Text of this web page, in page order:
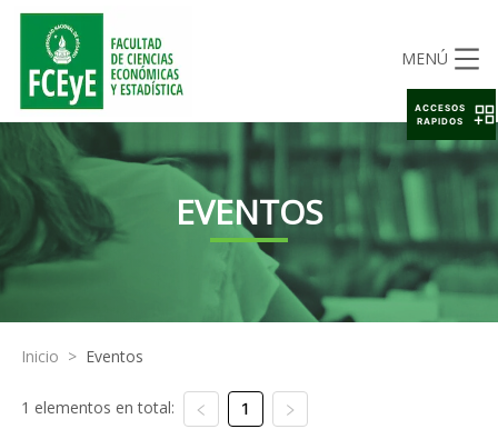
MENÚ
EVENTOS
Inicio > Eventos
1 elementos en total: 1
ACCESOS
RAPIDOS